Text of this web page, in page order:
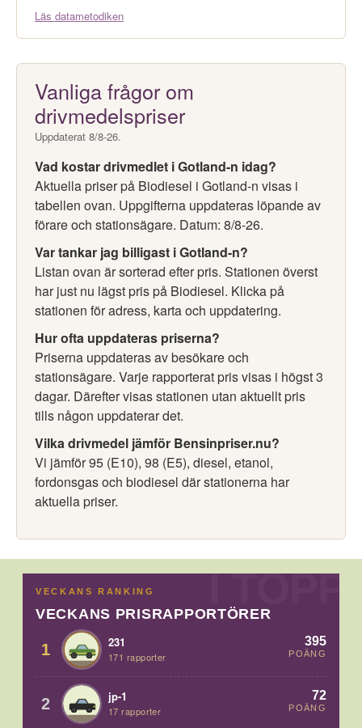
Läs datametodiken
Vanliga frågor om
drivmedelspriser
Uppdaterat 8/8-26.
Vad kostar drivmedlet i Gotland-n idag?
Aktuella priser på Biodiesel i Gotland-n visas i
tabellen ovan. Uppgifterna uppdateras löpande av
förare och stationsägare. Datum: 8/8-26.
Var tankar jag billigast i Gotland-n?
Listan ovan är sorterad efter pris. Stationen överst
har just nu lägst pris på Biodiesel. Klicka på
stationen för adress, karta och uppdatering.
Hur ofta uppdateras priserna?
Priserna uppdateras av besökare och
stationsägare. Varje rapporterat pris visas i högst 3
dagar. Därefter visas stationen utan aktuellt pris
tills någon uppdaterar det.
Vilka drivmedel jämför Bensinpriser.nu?
Vi jämför 95 (E10), 98 (E5), diesel, etanol,
fordonsgas och biodiesel där stationerna har
aktuella priser.
VECKANS RANKING
VECKANS PRISRAPPORTÖRER
1 231
171 rapporter
395
POÄNG
2 jp-1
17 rapporter
72
POÄNG